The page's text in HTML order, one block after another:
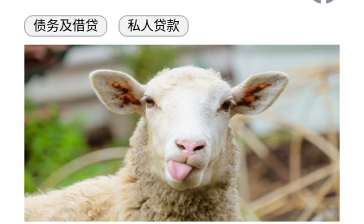
债务及借贷 私人贷款